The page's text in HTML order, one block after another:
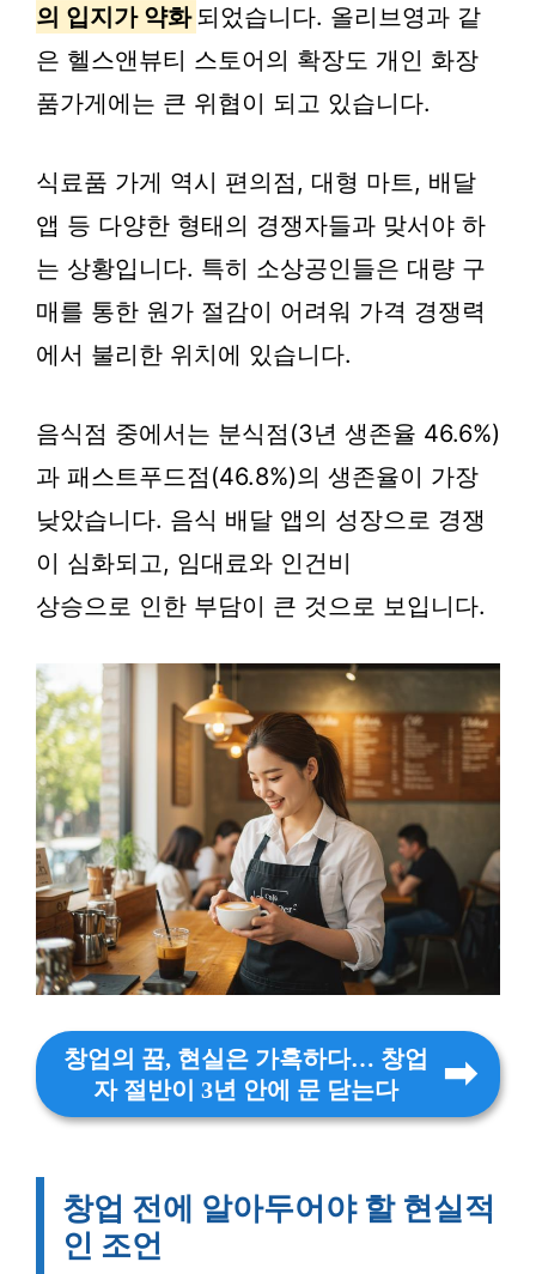
의 입지가 약화 되었습니다. 올리브영과 같
은 헬스앤뷰티 스토어의 확장도 개인 화장
품가게에는 큰 위협이 되고 있습니다.
식료품 가게 역시 편의점, 대형 마트, 배달
앱 등 다양한 형태의 경쟁자들과 맞서야 하
는 상황입니다. 특히 소상공인들은 대량 구
매를 통한 원가 절감이 어려워 가격 경쟁력
에서 불리한 위치에 있습니다.
음식점 중에서는 분식점(3년 생존율 46.6%)
과 패스트푸드점(46.8%)의 생존율이 가장
낮았습니다. 음식 배달 앱의 성장으로 경쟁
이 심화되고, 임대료와 인건비
상승으로 인한 부담이 큰 것으로 보입니다.
창업의 꿈, 현실은 가혹하다… 창업
자 절반이 3년 안에 문 닫는다
창업 전에 알아두어야 할 현실적
인 조언